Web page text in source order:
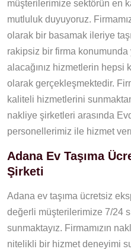
müşterilerimize sektörün en
mutluluk duyuyoruz.
olarak bir basamak ileriye
rakipsiz bir firma konumunda
alacağınız hizmetlerin hepsi
olarak gerçekleşmektedir.
kaliteli hizmetlerini
nakliye şirketleri arasında
personellerimiz ile hizmet
Adana Ev Taşıma
Şirketi
Adana ev taşıma ücretsiz
değerli müşterilerimize 7/24
sunmaktayız. Firmamızın
nitelikli bir hizmet deneyimi